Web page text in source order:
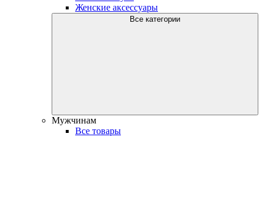
Женские аксессуары
Все категории
Мужчинам
Все товары